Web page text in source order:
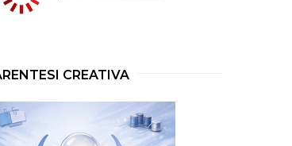
CREATIVA